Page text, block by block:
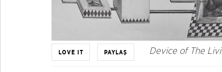
LOVE IT PAYLAŞ Device of The